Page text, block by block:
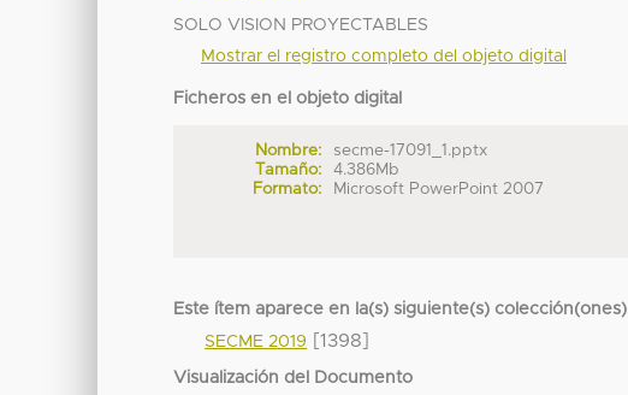
SOLO VISION PROYECTABLES
Mostrar el registro completo del objeto digital
Ficheros en el objeto digital
Nombre:
secme-17091_1.pptx
Tamaño:
4.386Mb
Formato:
Microsoft PowerPoint 2007
Este ítem aparece en la(s) siguiente(s) colección(ones)
SECME 2019
[1398]
Visualización del Documento